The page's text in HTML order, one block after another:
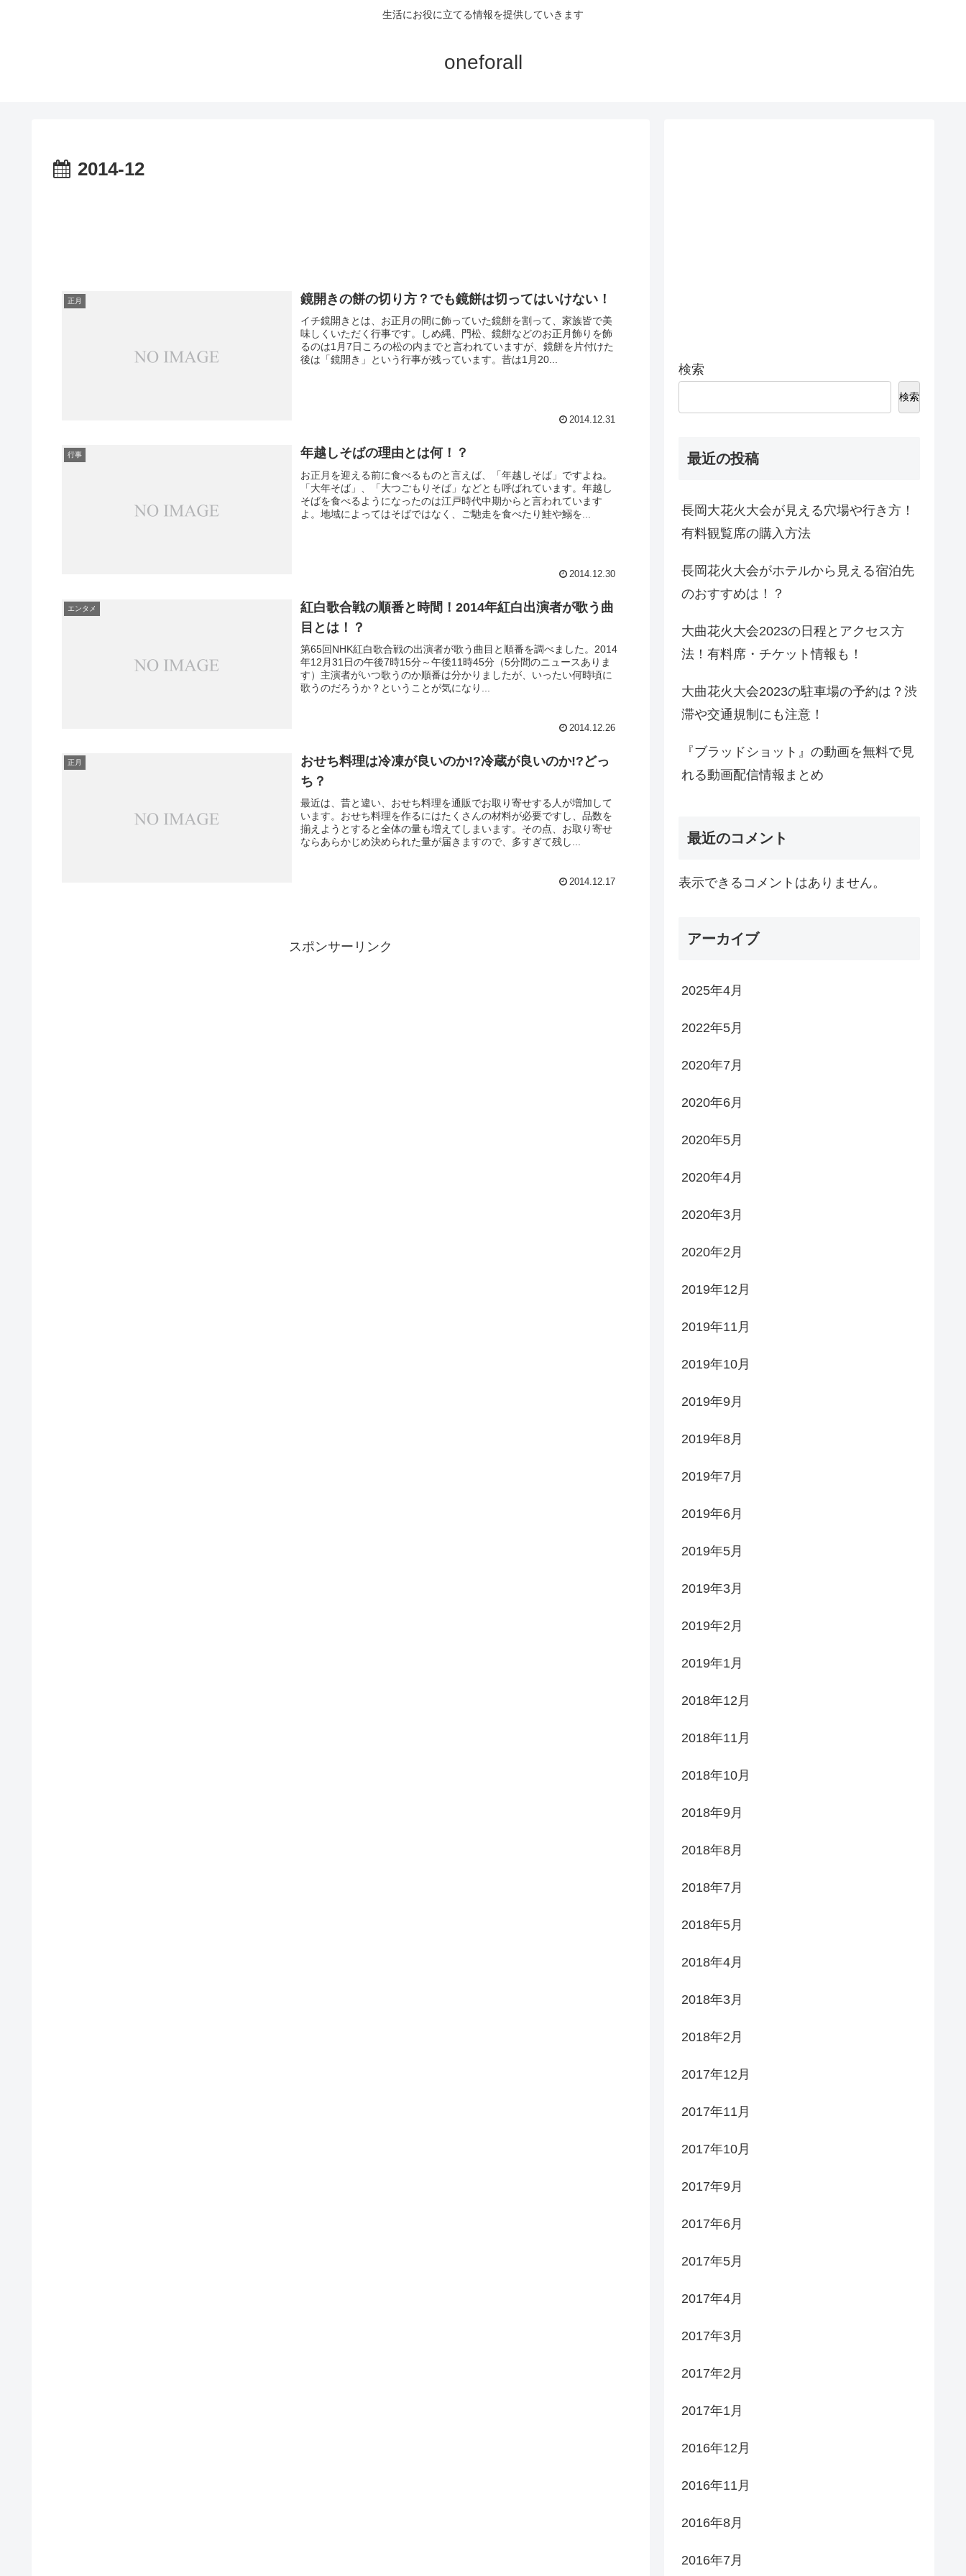
生活にお役に立てる情報を提供していきます
oneforall
2014-12
正月 鏡開きの餅の切り方？でも鏡餅は切ってはいけない！
イチ鏡開きとは、お正月の間に飾っていた鏡餅を割って、家族皆で美
味しくいただく行事です。しめ縄、門松、鏡餅などのお正月飾りを飾
るのは1月7日ころの松の内までと言われていますが、鏡餅を片付けた
後は「鏡開き」という行事が残っています。昔は1月20...
2014.12.31
行事 年越しそばの理由とは何！？
お正月を迎える前に食べるものと言えば、「年越しそば」ですよね。
「大年そば」、「大つごもりそば」などとも呼ばれています。年越し
そばを食べるようになったのは江戸時代中期からと言われています
よ。地域によってはそばではなく、ご馳走を食べたり鮭や鰯を...
2014.12.30
エンタメ
紅白歌合戦の順番と時間！2014年紅白出演者が歌う曲
目とは！？
第65回NHK紅白歌合戦の出演者が歌う曲目と順番を調べました。2014
年12月31日の午後7時15分～午後11時45分（5分間のニュースありま
す）主演者がいつ歌うのか順番は分かりましたが、いったい何時頃に
歌うのだろうか？ということが気になり...
2014.12.26
正月
おせち料理は冷凍が良いのか!?冷蔵が良いのか!?どっ
ち？
最近は、昔と違い、おせち料理を通販でお取り寄せする人が増加して
います。おせち料理を作るにはたくさんの材料が必要ですし、品数を
揃えようとすると全体の量も増えてしまいます。その点、お取り寄せ
ならあらかじめ決められた量が届きますので、多すぎて残し...
2014.12.17
スポンサーリンク
検索
検索
最近の投稿
長岡大花火大会が見える穴場や行き方！
有料観覧席の購入方法
長岡花火大会がホテルから見える宿泊先
のおすすめは！？
大曲花火大会2023の日程とアクセス方
法！有料席・チケット情報も！
大曲花火大会2023の駐車場の予約は？渋
滞や交通規制にも注意！
『ブラッドショット』の動画を無料で見
れる動画配信情報まとめ
最近のコメント
表示できるコメントはありません。
アーカイブ
2025年4月
2022年5月
2020年7月
2020年6月
2020年5月
2020年4月
2020年3月
2020年2月
2019年12月
2019年11月
2019年10月
2019年9月
2019年8月
2019年7月
2019年6月
2019年5月
2019年3月
2019年2月
2019年1月
2018年12月
2018年11月
2018年10月
2018年9月
2018年8月
2018年7月
2018年5月
2018年4月
2018年3月
2018年2月
2017年12月
2017年11月
2017年10月
2017年9月
2017年6月
2017年5月
2017年4月
2017年3月
2017年2月
2017年1月
2016年12月
2016年11月
2016年8月
2016年7月